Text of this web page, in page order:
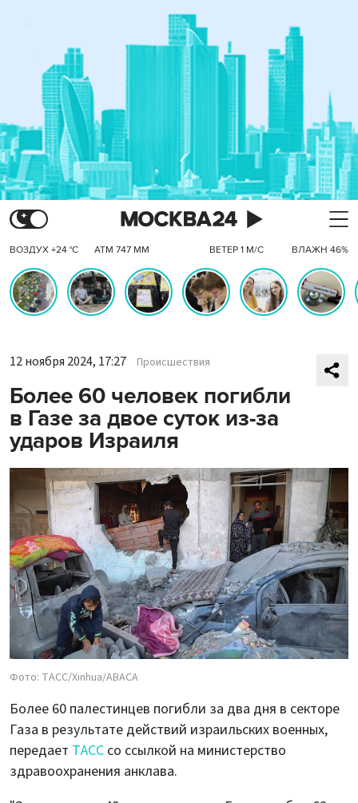
ВОЗДУХ +24 °C АТМ 747 ММ ВЕТЕР 1 М/С ВЛАЖН 46%
12 ноября 2024, 17:27 Происшествия
Более 60 человек погибли
в Газе за двое суток из-за
ударов Израиля
Фото: ТАСС/Xinhua/ABACA
Более 60 палестинцев погибли за два дня в секторе
Газа в результате действий израильских военных,
передает ТАСС со ссылкой на министерство
здравоохранения анклава.